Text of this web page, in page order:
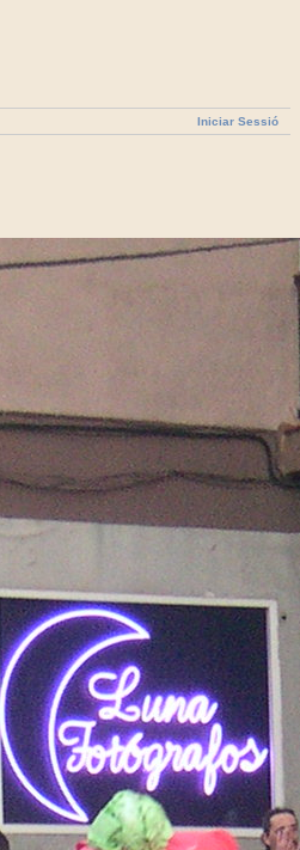
Iniciar Sessió